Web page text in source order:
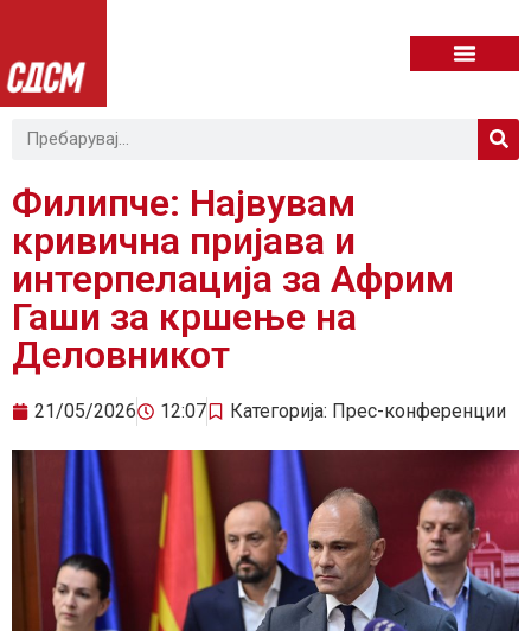
Филипче: Највувам
кривична пријава и
интерпелација за Африм
Гаши за кршење на
Деловникот
21/05/2026 12:07 Категорија: Прес-конференции